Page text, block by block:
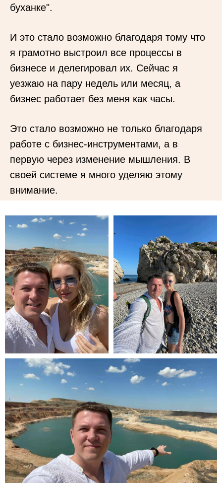
буханке".
И это стало возможно благодаря тому что
я грамотно выстроил все процессы в
бизнесе и делегировал их. Сейчас я
уезжаю на пару недель или месяц, а
бизнес работает без меня как часы.
Это стало возможно не только благодаря
работе с бизнес-инструментами, а в
первую через изменение мышления. В
своей системе я много уделяю этому
внимание.